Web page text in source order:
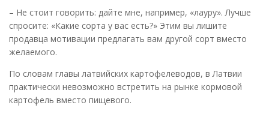
– Не стоит говорить: дайте мне, например, «лауру». Лучше
спросите: «Какие сорта у вас есть?» Этим вы лишите
продавца мотивации предлагать вам другой сорт вместо
желаемого.
По словам главы латвийских картофелеводов, в Латвии
практически невозможно встретить на рынке кормовой
картофель вместо пищевого.